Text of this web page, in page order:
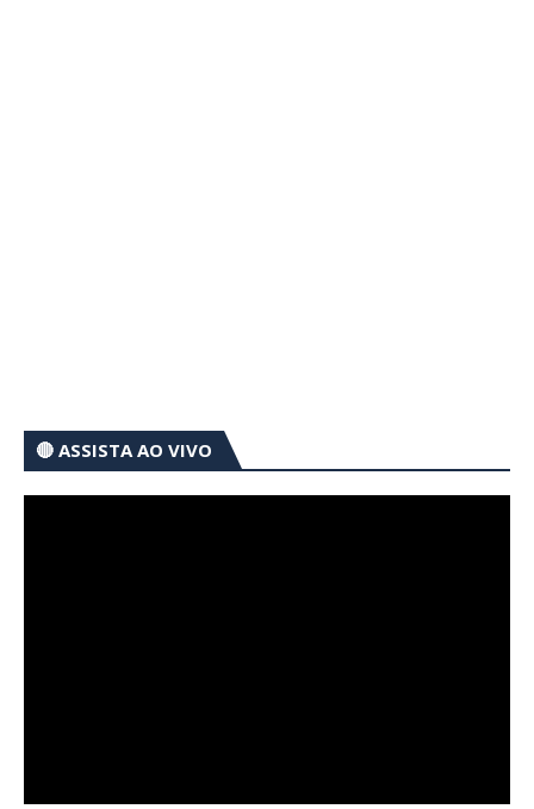
🔴 ASSISTA AO VIVO